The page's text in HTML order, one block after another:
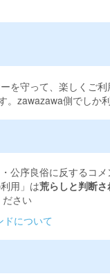
を守って、楽しくご利
。zawazawa側でしか
公序良俗に反するコメ
用」は荒らしと判断さ
さい
について